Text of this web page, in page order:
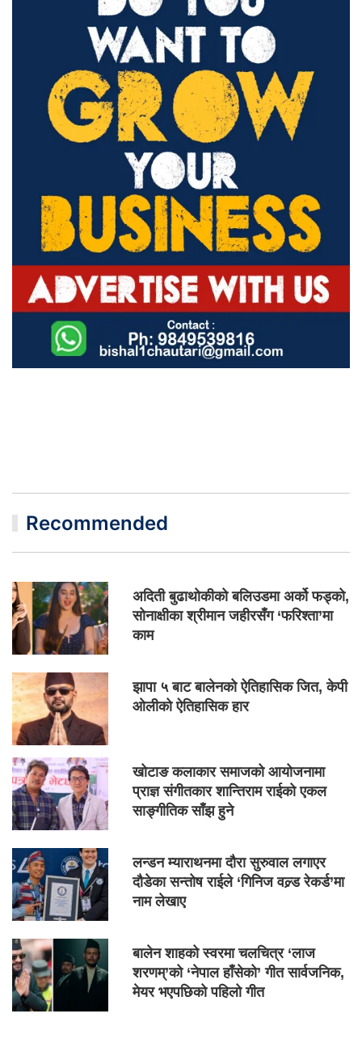
Recommended
अदिती बुढाथोकीको बलिउडमा अर्को फड्को,
सोनाक्षीका श्रीमान जहीरसँग ‘फरिश्ता’मा
काम
झापा ५ बाट बालेनको ऐतिहासिक जित, केपी
ओलीको ऐतिहासिक हार
खोटाङ कलाकार समाजको आयोजनामा
प्राज्ञ संगीतकार शान्तिराम राईको एकल
साङ्गीतिक साँझ हुने
लन्डन म्याराथनमा दौरा सुरुवाल लगाएर
दौडेका सन्तोष राईले ‘गिनिज वल्र्ड रेकर्ड’मा
नाम लेखाए
बालेन शाहको स्वरमा चलचित्र ‘लाज
शरणम्’को ‘नेपाल हाँसेको’ गीत सार्वजनिक,
मेयर भएपछिको पहिलो गीत